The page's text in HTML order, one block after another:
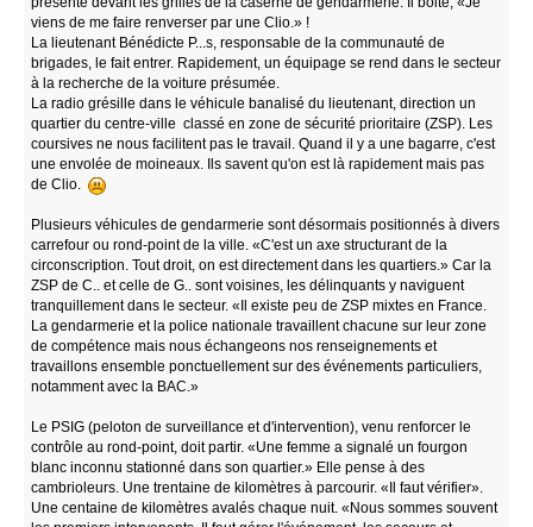
viens de me faire renverser par une Clio.» !
La lieutenant Bénédicte P...s, responsable de la communauté de
brigades, le fait entrer. Rapidement, un équipage se rend dans le secteur
à la recherche de la voiture présumée.
La radio grésille dans le véhicule banalisé du lieutenant, direction un
quartier du centre-ville classé en zone de sécurité prioritaire (ZSP). Les
coursives ne nous facilitent pas le travail. Quand il y a une bagarre, c'est
une envolée de moineaux. Ils savent qu'on est là rapidement mais pas
de Clio.
Plusieurs véhicules de gendarmerie sont désormais positionnés à divers
carrefour ou rond-point de la ville. «C'est un axe structurant de la
circonscription. Tout droit, on est directement dans les quartiers.» Car la
ZSP de C.. et celle de G.. sont voisines, les délinquants y naviguent
tranquillement dans le secteur. «Il existe peu de ZSP mixtes en France.
La gendarmerie et la police nationale travaillent chacune sur leur zone
de compétence mais nous échangeons nos renseignements et
travaillons ensemble ponctuellement sur des événements particuliers,
notamment avec la BAC.»
Le PSIG (peloton de surveillance et d'intervention), venu renforcer le
contrôle au rond-point, doit partir. «Une femme a signalé un fourgon
blanc inconnu stationné dans son quartier.» Elle pense à des
cambrioleurs. Une trentaine de kilomètres à parcourir. «Il faut vérifier».
Une centaine de kilomètres avalés chaque nuit. «Nous sommes souvent